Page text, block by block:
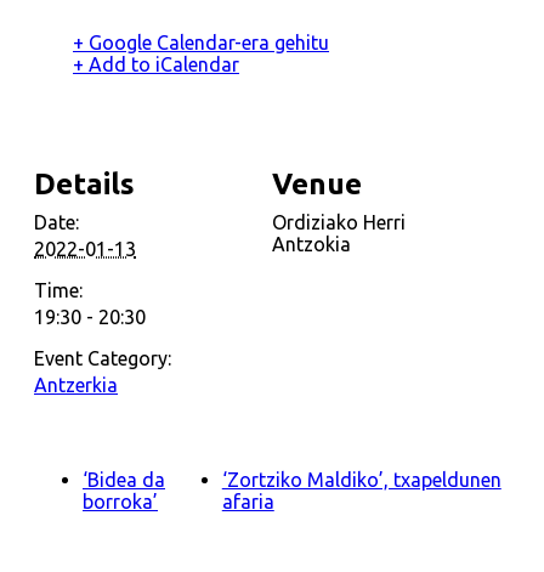
+ Google Calendar-era gehitu
+ Add to iCalendar
Details
Date:
2022-01-13
Time:
19:30 - 20:30
Event Category:
Antzerkia
Venue
Ordiziako Herri
Antzokia
‘Bidea da
borroka’
‘Zortziko Maldiko’, txapeldunen
afaria